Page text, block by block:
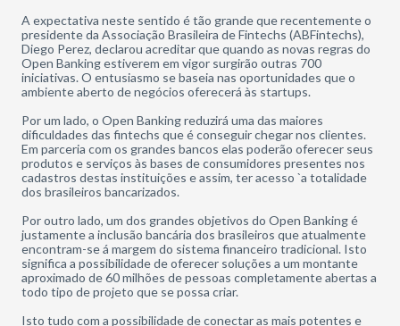
A expectativa neste sentido é tão grande que recentemente o
presidente da Associação Brasileira de Fintechs (ABFintechs),
Diego Perez, declarou acreditar que quando as novas regras do
Open Banking estiverem em vigor surgirão outras 700
iniciativas. O entusiasmo se baseia nas oportunidades que o
ambiente aberto de negócios oferecerá às startups.
Por um lado, o Open Banking reduzirá uma das maiores
dificuldades das fintechs que é conseguir chegar nos clientes.
Em parceria com os grandes bancos elas poderão oferecer seus
produtos e serviços às bases de consumidores presentes nos
cadastros destas instituições e assim, ter acesso `a totalidade
dos brasileiros bancarizados.
Por outro lado, um dos grandes objetivos do Open Banking é
justamente a inclusão bancária dos brasileiros que atualmente
encontram-se á margem do sistema financeiro tradicional. Isto
significa a possibilidade de oferecer soluções a um montante
aproximado de 60 milhões de pessoas completamente abertas a
todo tipo de projeto que se possa criar.
Isto tudo com a possibilidade de conectar as mais potentes e